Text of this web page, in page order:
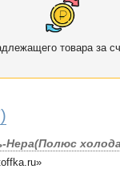
товара за
Нера(Полюс